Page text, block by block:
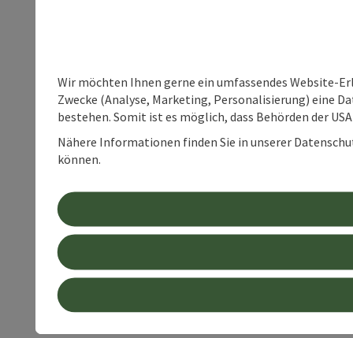
Wir möchten Ihnen gerne ein umfassendes Website-
Zwecke (Analyse, Marketing, Personalisierung) eine
bestehen. Somit ist es möglich, dass Behörden der
Nähere Informationen finden Sie in unserer
können.